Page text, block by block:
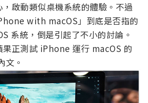
啟動類似桌機系統的體驗。不過
with macOS」到底是否指的
系統，倒是引起了不小的討論。
果正測試 iPhone 運行 macOS 的
文。